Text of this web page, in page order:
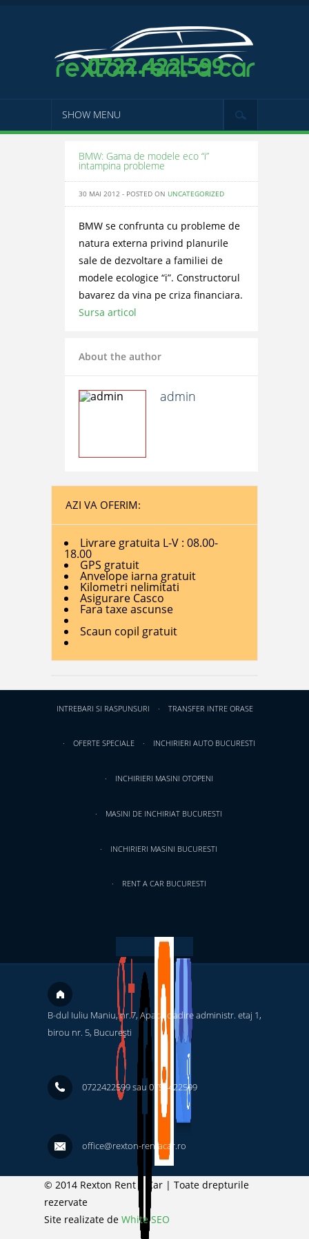
0722.422.599
SHOW MENU
BMW: Gama de modele eco “i”
intampina probleme
30 MAI 2012 - POSTED ON UNCATEGORIZED
BMW se confrunta cu probleme de
natura externa privind planurile
sale de dezvoltare a familiei de
modele ecologice “i”. Constructorul
bavarez da vina pe criza financiara.
Sursa articol
About the author
admin
AZI VA OFERIM:
Livrare gratuita L-V : 08.00-
18.00
GPS gratuit
Anvelope iarna gratuit
Kilometri nelimitati
Asigurare Casco
Fara taxe ascunse
Scaun copil gratuit
INTREBARI SI RASPUNSURI TRANSFER INTRE ORASE
OFERTE SPECIALE INCHIRIERI AUTO BUCURESTI
INCHIRIERI MASINI OTOPENI
MASINI DE INCHIRIAT BUCURESTI
INCHIRIERI MASINI BUCURESTI
RENT A CAR BUCURESTI
B-dul Iuliu Maniu, nr.7, Apaca cladire administr. etaj 1,
birou nr. 5, București ‎
0722422599 sau 0754422599
office@rexton-rentacar.ro
© 2014 Rexton Rent a Car | Toate drepturile
rezervate
Site realizate de White SEO